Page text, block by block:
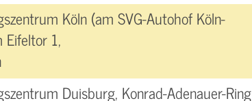
Köln (am SVG-Autohof Köln-
Eifeltor 1,
Duisburg, Konrad-Adenauer-Ring